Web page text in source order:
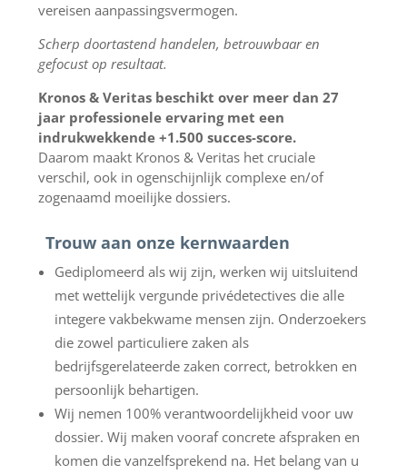
vereisen aanpassingsvermogen.
Scherp doortastend handelen, betrouwbaar en
gefocust op resultaat.
Kronos & Veritas beschikt over meer dan 27
jaar professionele ervaring met een
indrukwekkende +1.500 succes-score.
Daarom maakt Kronos & Veritas het cruciale
verschil, ook in ogenschijnlijk complexe en/of
zogenaamd moeilijke dossiers.
Trouw aan onze kernwaarden
Gediplomeerd als wij zijn, werken wij uitsluitend
met wettelijk vergunde privédetectives die alle
integere vakbekwame mensen zijn. Onderzoekers
die zowel particuliere zaken als
bedrijfsgerelateerde zaken correct, betrokken en
persoonlijk behartigen.
Wij nemen 100% verantwoordelijkheid voor uw
dossier. Wij maken vooraf concrete afspraken en
komen die vanzelfsprekend na. Het belang van u